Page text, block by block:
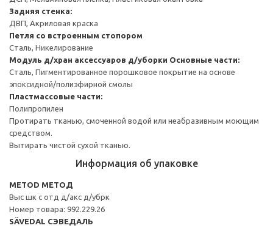
Задняя стенка:
ДВП, Акриловая краска
Петля со встроенным стопором
Сталь, Никелирование
Модуль д/хран аксессуаров д/уборки Основные части:
Сталь, Пигментированное порошковое покрытие на основе
эпоксидной/полиэфирной смолы
Пластмассовые части:
Полипропилен
Протирать тканью, смоченной водой или неабразивным моющим
средством.
Вытирать чистой сухой тканью.
Информация об упаковке
METOD МЕТОД
Выс шк с отд д/акс д/убрк
Номер товара: 992.229.26
SÄVEDAL СЭВЕДАЛЬ